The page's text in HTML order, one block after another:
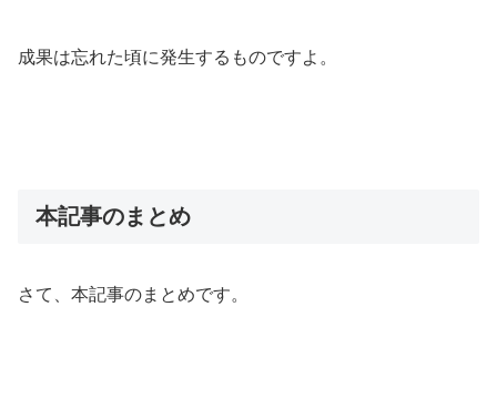
成果は忘れた頃に発生するものですよ。
本記事のまとめ
さて、本記事のまとめです。